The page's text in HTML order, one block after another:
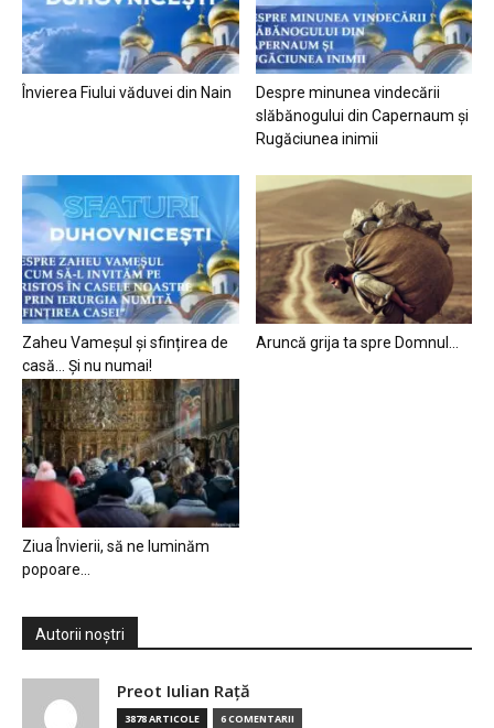
Învierea Fiului văduvei din Nain
Despre minunea vindecării
slăbănogului din Capernaum și
Rugăciunea inimii
Zaheu Vameșul și sfințirea de
casă… Și nu numai!
Aruncă grija ta spre Domnul…
Ziua Învierii, să ne luminăm
popoare…
Autorii noștri
Preot Iulian Raţă
3878 ARTICOLE 6 COMENTARII